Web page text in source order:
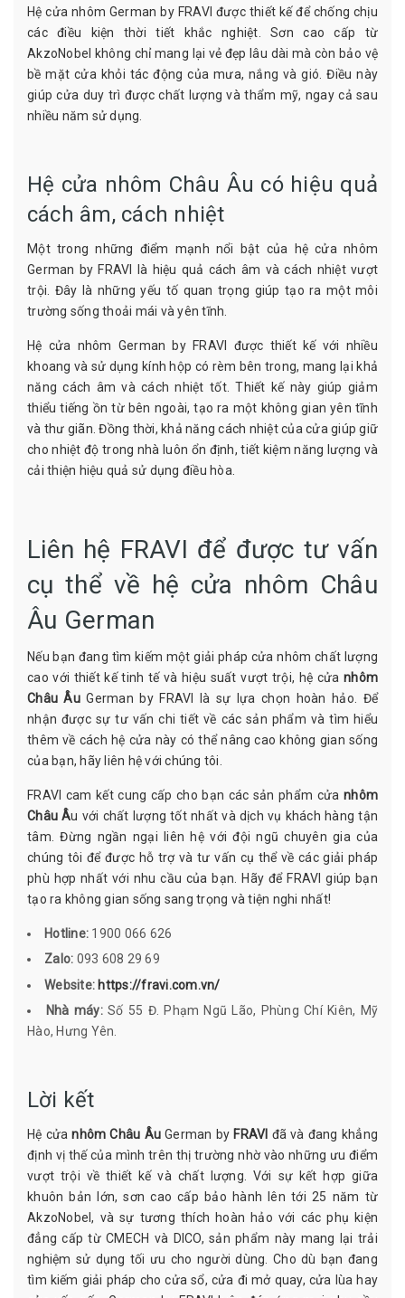
Hệ cửa nhôm German by FRAVI được thiết kế để chống chịu
các điều kiện thời tiết khắc nghiệt. Sơn cao cấp từ
AkzoNobel không chỉ mang lại vẻ đẹp lâu dài mà còn bảo vệ
bề mặt cửa khỏi tác động của mưa, nắng và gió. Điều này
giúp cửa duy trì được chất lượng và thẩm mỹ, ngay cả sau
nhiều năm sử dụng.
Hệ cửa nhôm Châu Âu có hiệu quả
cách âm, cách nhiệt
Một trong những điểm mạnh nổi bật của hệ cửa nhôm
German by FRAVI là hiệu quả cách âm và cách nhiệt vượt
trội. Đây là những yếu tố quan trọng giúp tạo ra một môi
trường sống thoải mái và yên tĩnh.
Hệ cửa nhôm German by FRAVI được thiết kế với nhiều
khoang và sử dụng kính hộp có rèm bên trong, mang lại khả
năng cách âm và cách nhiệt tốt. Thiết kế này giúp giảm
thiểu tiếng ồn từ bên ngoài, tạo ra một không gian yên tĩnh
và thư giãn. Đồng thời, khả năng cách nhiệt của cửa giúp giữ
cho nhiệt độ trong nhà luôn ổn định, tiết kiệm năng lượng và
cải thiện hiệu quả sử dụng điều hòa.
Liên hệ FRAVI để được tư vấn
cụ thể về hệ cửa nhôm Châu
Âu German
Nếu bạn đang tìm kiếm một giải pháp cửa nhôm chất lượng
cao với thiết kế tinh tế và hiệu suất vượt trội, hệ cửa nhôm
Châu ÂuGerman by FRAVI là sự lựa chọn hoàn hảo. Để
nhận được sự tư vấn chi tiết về các sản phẩm và tìm hiểu
thêm về cách hệ cửa này có thể nâng cao không gian sống
của bạn, hãy liên hệ với chúng tôi.
FRAVI cam kết cung cấp cho bạn các sản phẩm cửa nhôm
Châu Âu với chất lượng tốt nhất và dịch vụ khách hàng tận
tâm. Đừng ngần ngại liên hệ với đội ngũ chuyên gia của
chúng tôi để được hỗ trợ và tư vấn cụ thể về các giải pháp
phù hợp nhất với nhu cầu của bạn. Hãy để FRAVI giúp bạn
tạo ra không gian sống sang trọng và tiện nghi nhất!
Hotline: 1900 066 626
Zalo: 093 608 29 69
Website: https://fravi.com.vn/
Nhà máy:Số 55 Đ. Phạm Ngũ Lão, Phùng Chí Kiên, Mỹ
Hào, Hưng Yên.
Lời kết
Hệ cửanhôm Châu Âu German by FRAVI đã và đang khẳng
định vị thế của mình trên thị trường nhờ vào những ưu điểm
vượt trội về thiết kế và chất lượng. Với sự kết hợp giữa
khuôn bản lớn, sơn cao cấp bảo hành lên tới 25 năm từ
AkzoNobel, và sự tương thích hoàn hảo với các phụ kiện
đẳng cấp từ CMECH và DICO, sản phẩm này mang lại trải
nghiệm sử dụng tối ưu cho người dùng. Cho dù bạn đang
tìm kiếm giải pháp cho cửa sổ, cửa đi mở quay, cửa lùa hay